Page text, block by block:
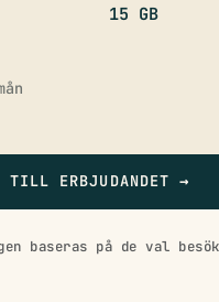
15 GB
TILL ERBJUDANDET→
baseras på de val